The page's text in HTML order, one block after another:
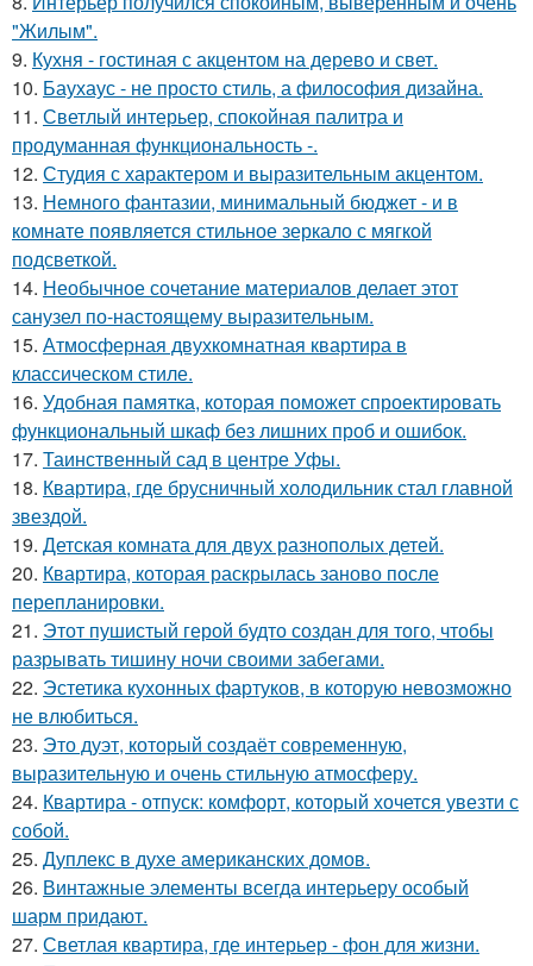
"Жилым".
9. Кухня - гостиная с акцентом на дерево и свет.
10. Баухаус - не просто стиль, а философия дизайна.
11. Светлый интерьер, спокойная палитра и
продуманная функциональность -.
12. Студия с характером и выразительным акцентом.
13. Немного фантазии, минимальный бюджет - и в
комнате появляется стильное зеркало с мягкой
подсветкой.
14. Необычное сочетание материалов делает этот
санузел по-настоящему выразительным.
15. Атмосферная двухкомнатная квартира в
классическом стиле.
16. Удобная памятка, которая поможет спроектировать
функциональный шкаф без лишних проб и ошибок.
17. Таинственный сад в центре Уфы.
18. Квартира, где брусничный холодильник стал главной
звездой.
19. Детская комната для двух разнополых детей.
20. Квартира, которая раскрылась заново после
перепланировки.
21. Этот пушистый герой будто создан для того, чтобы
разрывать тишину ночи своими забегами.
22. Эстетика кухонных фартуков, в которую невозможно
не влюбиться.
23. Это дуэт, который создаёт современную,
выразительную и очень стильную атмосферу.
24. Квартира - отпуск: комфорт, который хочется увезти с
собой.
25. Дуплекс в духе американских домов.
26. Винтажные элементы всегда интерьеру особый
шарм придают.
27. Светлая квартира, где интерьер - фон для жизни.